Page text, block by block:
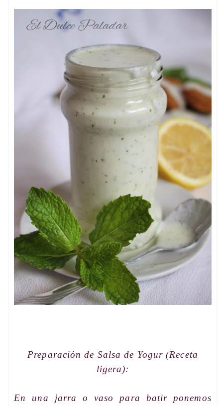
Preparación de Salsa de Yogur (Receta
ligera):
En una jarra ovaso para batir ponemos